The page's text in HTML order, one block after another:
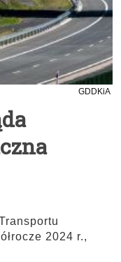
GDDKiA
2024 r.,